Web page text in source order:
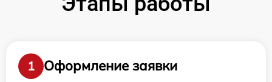
1
Оформление заявки